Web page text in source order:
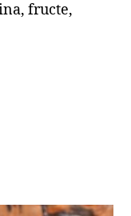
fructe,